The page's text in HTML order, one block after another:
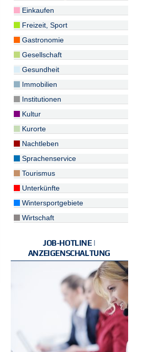
Einkaufen
Freizeit, Sport
Gastronomie
Gesellschaft
Gesundheit
Immobilien
Institutionen
Kultur
Kurorte
Nachtleben
Sprachenservice
Tourismus
Unterkünfte
Wintersportgebiete
Wirtschaft
JOB-HOTLINE |
ANZEIGENSCHALTUNG